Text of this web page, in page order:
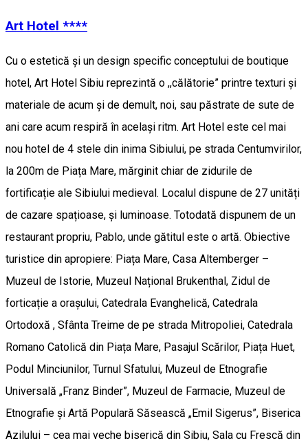
Art Hotel ****
Cu o estetică și un design specific conceptului de boutique
hotel, Art Hotel Sibiu reprezintă o ,,călătorie” printre texturi și
materiale de acum și de demult, noi, sau păstrate de sute de
ani care acum respiră în același ritm. Art Hotel este cel mai
nou hotel de 4 stele din inima Sibiului, pe strada Centumvirilor,
la 200m de Piața Mare, mărginit chiar de zidurile de
fortificație ale Sibiului medieval. Localul dispune de 27 unități
de cazare spațioase, și luminoase. Totodată dispunem de un
restaurant propriu, Pablo, unde gătitul este o artă. Obiective
turistice din apropiere: Piața Mare, Casa Altemberger –
Muzeul de Istorie, Muzeul Național Brukenthal, Zidul de
forticație a orașului, Catedrala Evanghelică, Catedrala
Ortodoxă , Sfânta Treime de pe strada Mitropoliei, Catedrala
Romano Catolică din Piața Mare, Pasajul Scărilor, Piața Huet,
Podul Minciunilor, Turnul Sfatului, Muzeul de Etnografie
Universală „Franz Binder”, Muzeul de Farmacie, Muzeul de
Etnografie și Artă Populară Săsească „Emil Sigerus”, Biserica
Azilului – cea mai veche biserică din Sibiu, Sala cu Frescă din